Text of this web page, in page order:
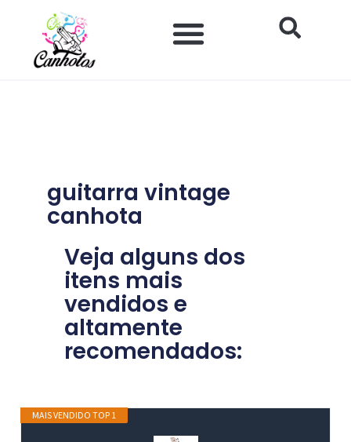
guitarra vintage
canhota
Veja alguns dos
itens mais
vendidos e
altamente
recomendados:
MAIS VENDIDO TOP 1